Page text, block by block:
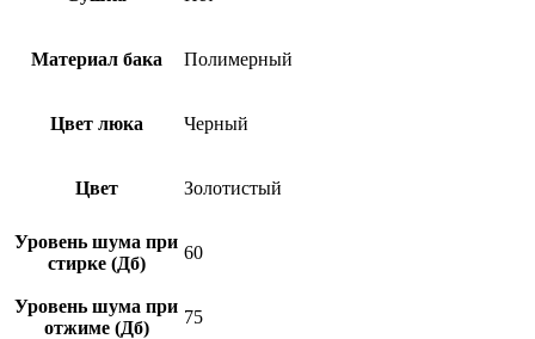
Материал бака Полимерный
Цвет люка Черный
Цвет Золотистый
Уровень шума при
стирке (Дб)
60
Уровень шума при
отжиме (Дб)
75